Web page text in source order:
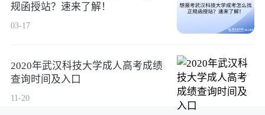
规函授站？速来了解！
03-17
2020年武汉科技大学成人高考成绩
查询时间及入口
11-20